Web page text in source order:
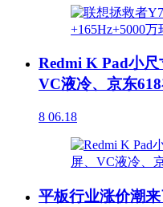
Redmi K Pad小尺
VC液冷、京东
8 06.18
平板行业涨价潮